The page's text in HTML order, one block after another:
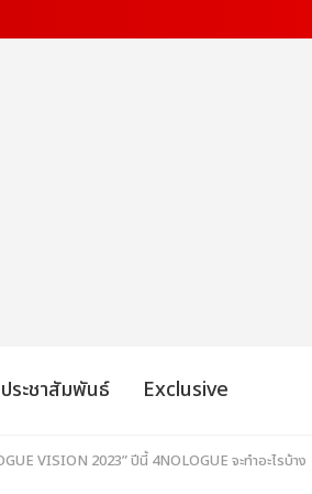
ระชาสัมพันธ์ Exclusive
VISION 2023” ปีนี้ 4NOLOGUE จะทำอะไรบ้าง